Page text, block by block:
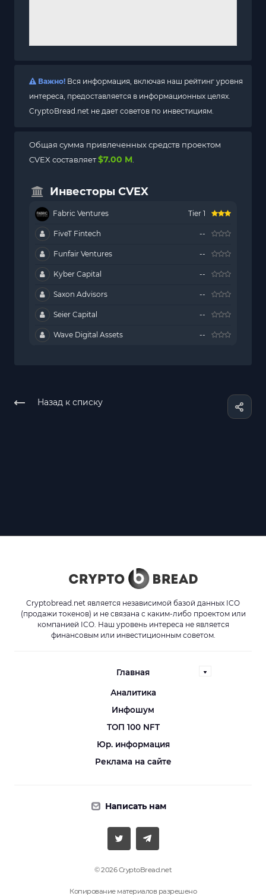
Важно! Вся информация, включая наш рейтинг уровня
интереса, предоставляется в информационных целях.
CryptoBread.net не дает советов по инвестициям.
Общая сумма привлеченных средств проектом
CVEX составляет$7.00 M.
Инвесторы CVEX
Fabric Ventures Tier 1
FiveT Fintech --
Funfair Ventures --
Kyber Capital --
Saxon Advisors --
Seier Capital --
Wave Digital Assets --
Назад к списку
Cryptobread.net является независимой базой данных ICO
(продажи токенов) и не связана с каким-либо проектом или
компанией ICO. Наш уровень интереса не является
финансовым или инвестиционным советом.
Главная
Аналитика
Инфошум
ТОП 100 NFT
Юр. информация
Реклама на сайте
Написать нам
© 2026 CryptoBread.net
Копирование материалов разрешено